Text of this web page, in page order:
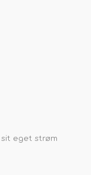
eget strøm